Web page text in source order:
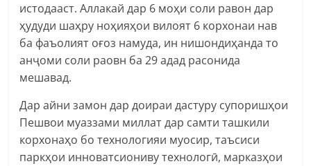
истодааст. Аллакай дар 6 моҳи соли равон дар
ҳудуди шаҳру ноҳияҳои вилоят 6 корхонаи нав
ба фаъолият оғоз намуда, ин нишондиҳанда то
анҷоми соли раовн ба 29 адад расонида
мешавад.
Дар айни замон дар доираи дастуру супоришҳои
Пешвои муаззами миллат дар самти ташкили
корхонаҳо бо технологияи муосир, таъсиси
паркҳои инноватсиониву технологӣ, марказҳои